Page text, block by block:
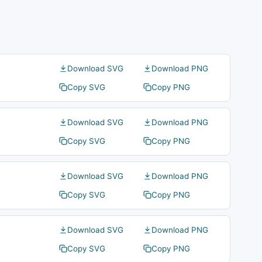
Download SVG
Download PNG
Copy SVG
Copy PNG
Download SVG
Download PNG
Copy SVG
Copy PNG
Download SVG
Download PNG
Copy SVG
Copy PNG
Download SVG
Download PNG
Copy SVG
Copy PNG